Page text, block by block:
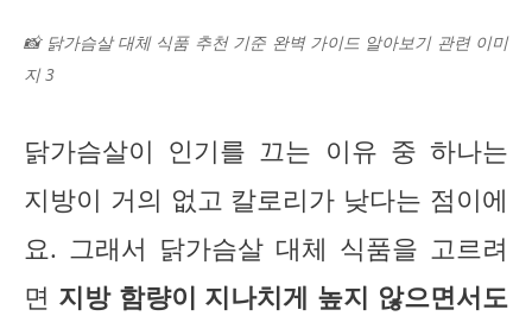
📸 닭가슴살 대체 식품 추천 기준 완벽 가이드 알아보기 관련 이미
지 3
닭가슴살이 인기를 끄는 이유 중 하나는
지방이 거의 없고 칼로리가 낮다는 점이에
요. 그래서 닭가슴살 대체 식품을 고르려
면 지방 함량이 지나치게 높지 않으면서도